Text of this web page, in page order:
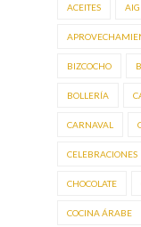
ACEITES AIG
BIZCOCHO
BOLLERÍA
CARNAVAL
CELEBRACIONES
CHOCOLATE
COCINA ÁRABE